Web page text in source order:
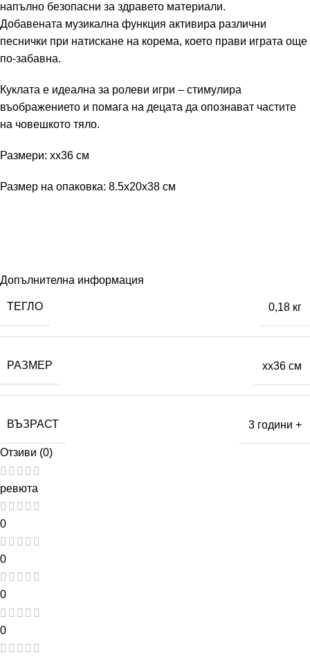
напълно безопасни за здравето материали.
Добавената музикална функция активира различни
песнички при натискане на корема, което прави играта още
по-забавна.
Куклата е идеална за ролеви игри – стимулира
въображението и помага на децата да опознават частите
на човешкото тяло.
Размери: xx36 см
Размер на опаковка: 8.5x20x38 см
Допълнителна информация
ТЕГЛО 0,18 кг
РАЗМЕР xx36 см
ВЪЗРАСТ 3 години +
Отзиви (0)
ревюта
0
0
0
0